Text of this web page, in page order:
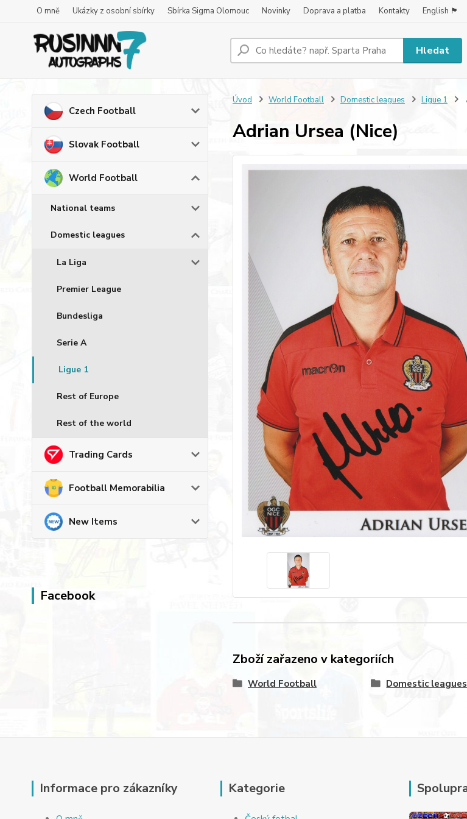
O mně Ukázky z osobní sbírky Sbírka Sigma Olomouc Novinky Doprava a platba Kontakty English 🏴󠁧󠁢󠁥󠁮󠁧󠁿
Hledat
Czech Football
Slovak Football
World Football
National teams
Domestic leagues
La Liga
Premier League
Bundesliga
Serie A
Ligue 1
Rest of Europe
Rest of the world
Trading Cards
Football Memorabilia
New Items
Facebook
Úvod World Football Domestic leagues Ligue 1
Adrian Ursea (Nice)
Zboží zařazeno v kategoriích
World Football Domestic leagues
Informace pro zákazníky Kategorie